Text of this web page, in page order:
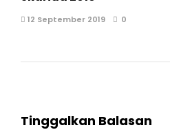
12 September 2019 0
Tinggalkan Balasan